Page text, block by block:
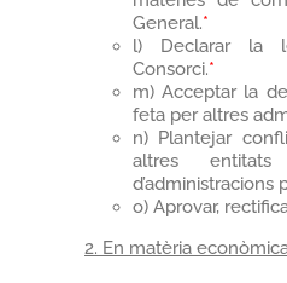
General.*
l) Declarar la
Consorci.*
m) Acceptar la
feta per altres
n) Plantejar
altres
d’administracions
o) Aprovar,
2. En matèria